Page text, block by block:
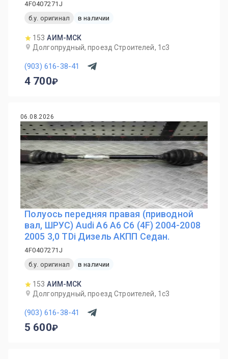
4F0407271J
б.у. оригинал
в наличии
153 АИМ-МСК
Долгопрудный, проезд Строителей, 1с3
(903) 616-38-41
4 700
06.08.2026
Полуось передняя правая (приводной
вал, ШРУС) Audi A6 A6 C6 (4F) 2004-2008
2005 3,0 TDi Дизель АКПП Седан.
4F0407271J
б.у. оригинал
в наличии
153 АИМ-МСК
Долгопрудный, проезд Строителей, 1с3
(903) 616-38-41
5 600